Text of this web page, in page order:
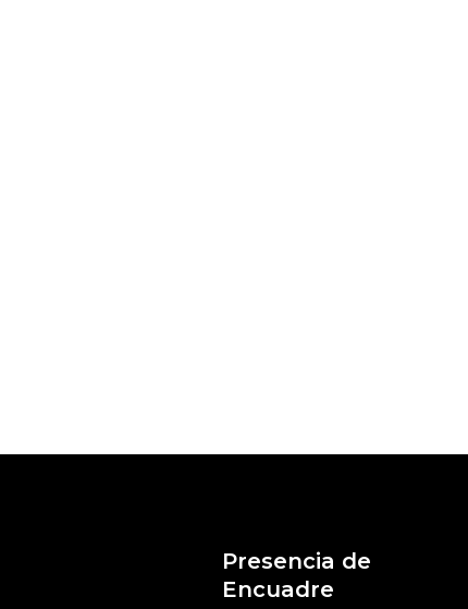
Presencia de
Encuadre